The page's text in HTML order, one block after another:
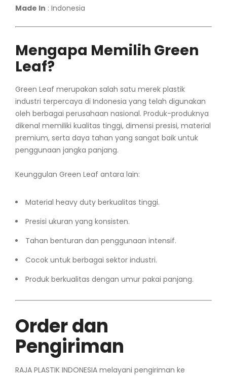
Made In : Indonesia
Mengapa Memilih Green
Leaf?
Green Leaf merupakan salah satu merek plastik
industri terpercaya di Indonesia yang telah digunakan
oleh berbagai perusahaan nasional. Produk-produknya
dikenal memiliki kualitas tinggi, dimensi presisi, material
premium, serta daya tahan yang sangat baik untuk
penggunaan jangka panjang.
Keunggulan Green Leaf antara lain:
Material heavy duty berkualitas tinggi.
Presisi ukuran yang konsisten.
Tahan benturan dan penggunaan intensif.
Cocok untuk berbagai sektor industri.
Produk berkualitas dengan umur pakai panjang.
Order dan
Pengiriman
RAJA PLASTIK INDONESIA melayani pengiriman ke